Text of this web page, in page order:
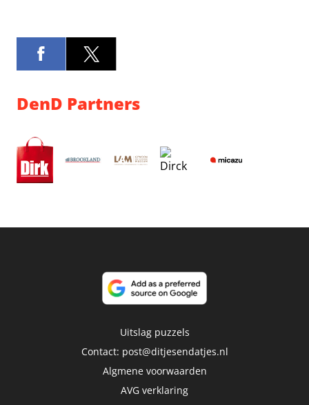
DenD Partners
Uitslag puzzels
Contact: post@ditjesendatjes.nl
Algmene voorwaarden
AVG verklaring